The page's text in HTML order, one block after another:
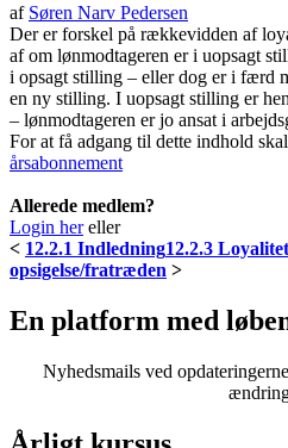
af Søren Narv Pedersen
Der er forskel på rækkevidden af
af om lønmodtageren er i uopsagt
i opsagt stilling – eller dog er i færd
en ny stilling. I uopsagt stilling er
– lønmodtageren er jo ansat i
For at få adgang til dette indhold
årsabonnement
Allerede medlem?
Login hereller
< 12.2.1 Indledning12.2.3
opsigelse/fratræden >
En platform med
Nyhedsmails ved